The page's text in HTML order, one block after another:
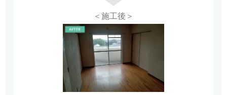
＜施工後＞